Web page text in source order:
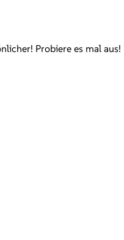
Probiere es mal aus!